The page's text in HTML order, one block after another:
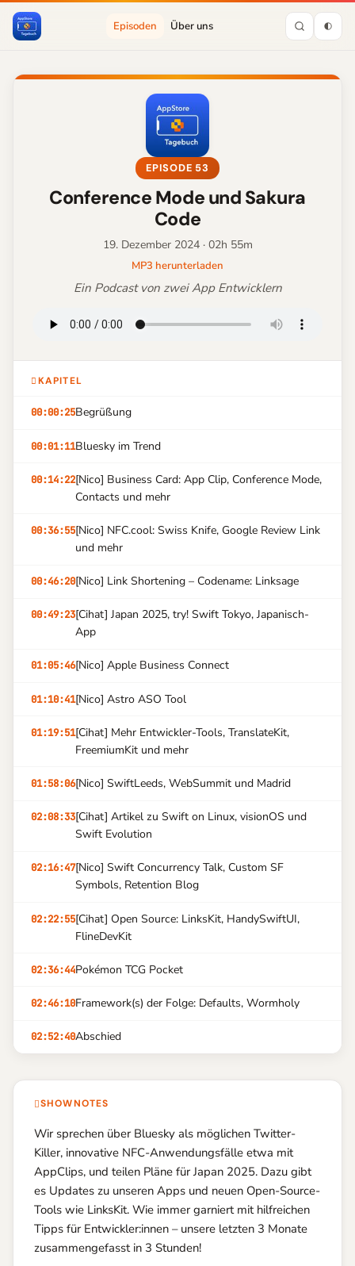
Episoden Über uns
EPISODE 53
Conference Mode und Sakura
Code
19. Dezember 2024· 02h 55m
MP3 herunterladen
Ein Podcast von zwei App Entwicklern
KAPITEL
00:00:25Begrüßung
00:01:11Bluesky im Trend
00:14:22[Nico] Business Card: App Clip, Conference Mode,
Contacts und mehr
00:36:55[Nico] NFC.cool: Swiss Knife, Google Review Link
und mehr
00:46:20[Nico] Link Shortening – Codename: Linksage
00:49:23[Cihat] Japan 2025, try! Swift Tokyo, Japanisch-
App
01:05:46[Nico] Apple Business Connect
01:10:41[Nico] Astro ASO Tool
01:19:51[Cihat] Mehr Entwickler-Tools, TranslateKit,
FreemiumKit und mehr
01:58:06[Nico] SwiftLeeds, WebSummit und Madrid
02:08:33[Cihat] Artikel zu Swift on Linux, visionOS und
Swift Evolution
02:16:47[Nico] Swift Concurrency Talk, Custom SF
Symbols, Retention Blog
02:22:55[Cihat] Open Source: LinksKit, HandySwiftUI,
FlineDevKit
02:36:44Pokémon TCG Pocket
02:46:10Framework(s) der Folge: Defaults, Wormholy
02:52:40Abschied
SHOWNOTES
Wir sprechen über Bluesky als möglichen Twitter-
Killer, innovative NFC-Anwendungsfälle etwa mit
AppClips, und teilen Pläne für Japan 2025. Dazu gibt
es Updates zu unseren Apps und neuen Open-Source-
Tools wie LinksKit. Wie immer garniert mit hilfreichen
Tipps für Entwickler:innen – unsere letzten 3 Monate
zusammengefasst in 3 Stunden!